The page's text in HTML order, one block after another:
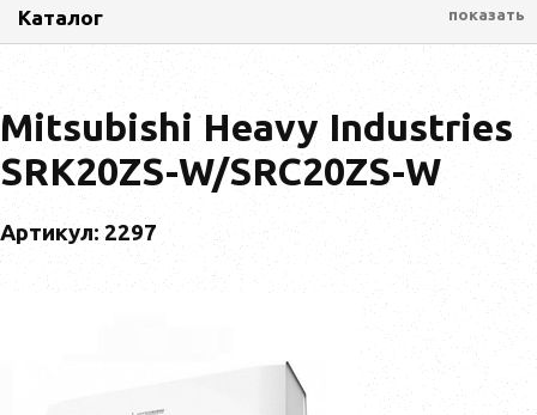
Каталог показать
Mitsubishi Heavy Industries
SRK20ZS-W/SRC20ZS-W
Артикул: 2297